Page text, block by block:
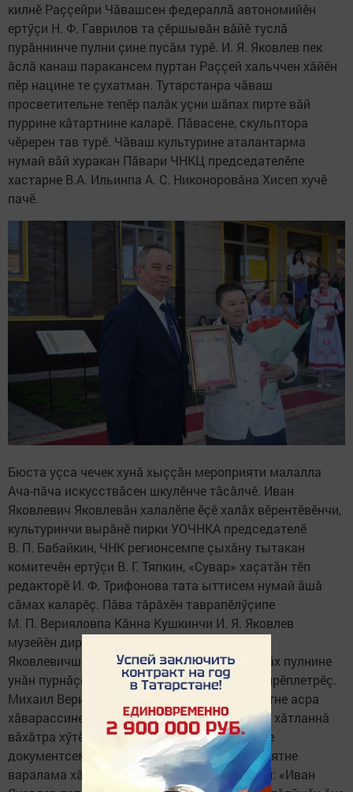
килнӗ Раççейри Чăвашсен федераллă автономийӗн
ертӳçи Н. Ф. Гаврилов та çӗршывăн вăйӗ туслă
пурăннинче пулни çине пусăм турӗ. И. Я. Яковлев пек
ăслă канаш паракансем пуртан Раççей хальччен хăйӗн
пӗр нацине те çухатман. Тутарстанра чăваш
просветительне тепӗр палăк уçни шăпах пирте вăй
пуррине кăтартнине каларӗ. Пăвасене, скульптора
чӗререн тав турӗ. Чăваш культурине аталантарма
нумай вăй хуракан Пăвари ЧНКЦ председателӗпе
хастарне В.А. Ильинпа А. С. Никоноровăна Хисеп хучӗ
пачӗ.
Бюста уçса чечек хунă хыççăн мероприяти малалла
Ача-пăча искусствăсен шкулӗнче тăсăлчӗ. Иван
Яковлевич Яковлевăн халалӗпе ӗçӗ халăх вӗрентӗвӗнчи,
культуринчи вырăнӗ пирки УОЧНКА председателӗ
В. П. Бабайкин, ЧНК регионсемпе çыхăну тытакан
комитечӗн ертӳçи В. Г. Тяпкин, «Сувар» хаçатăн тӗп
редакторӗ И. Ф. Трифонова тата ыттисем нумай ăшă
сăмах каларӗç. Пăва тăрăхӗн таврапӗлӳçипе
М. П. Верияловпа Кăнна Кушкинчи И. Я. Яковлев
музейӗн директорӗ А. А. Пыркин вара Иван
Яковлевичшăн Пăва уесӗ яланах чунне çывăх пулнине
унăн пурнăçӗнчи интереслӗ самантсемпе çирӗплетрӗç.
Михаил Вериялов Аслă вӗрентекенӗмӗрӗн ятне асра
хăварассине пуçаракансем те, ăна ура хума хăтланнă
вăхăтра хӳтӗлекенсем те пăвасемех пулнине
документсемпе çирӗплетрӗ. Просветителӗн ятне
варалама хăтланнă чăвашсене Мӗтри Юман: «Иван